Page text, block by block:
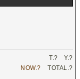
T.? Y.?
NOW.? TOTAL.?